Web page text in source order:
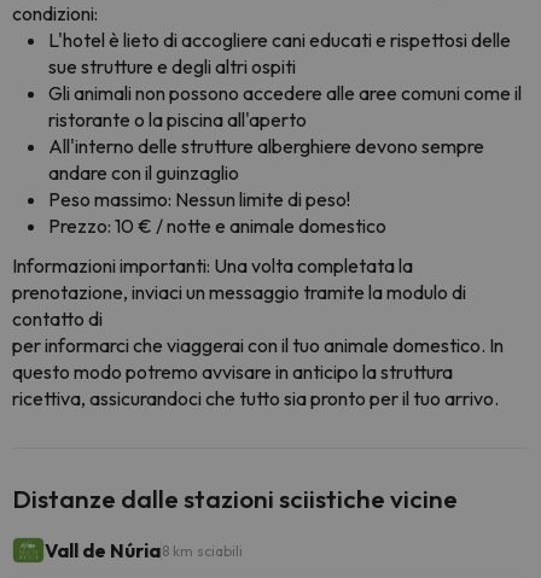
condizioni:
L'hotel è lieto di accogliere cani educati e rispettosi delle
sue strutture e degli altri ospiti
Gli animali non possono accedere alle aree comuni come il
ristorante o la piscina all'aperto
All'interno delle strutture alberghiere devono sempre
andare con il guinzaglio
Peso massimo: Nessun limite di peso!
Prezzo: 10 € / notte e animale domestico
Informazioni importanti: Una volta completata la
prenotazione, inviaci un messaggio tramite la modulo di
contatto di
per informarci che viaggerai con il tuo animale domestico. In
questo modo potremo avvisare in anticipo la struttura
ricettiva, assicurandoci che tutto sia pronto per il tuo arrivo.
Distanze dalle stazioni sciistiche vicine
Vall de Núria8 km sciabili